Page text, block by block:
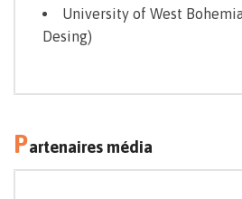
University of West
Desing)
Partenaires média